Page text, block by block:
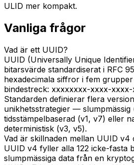
ULID mer kompakt.
Vanliga frågor
Vad är ett UUID?
UUID (Universally Unique
bitarsvärde standardiserat i RFC
hexadecimala siffror i fem
bindestreck: xxxxxxxx-xxxx-
Standarden definierar flera
unikhetsstrategier — slumpmässig
tidsstämpelbaserad (v1, v7) eller
deterministisk (v3, v5).
Vad är skillnaden mellan UUID v4
UUID v4 fyller alla 122 icke-fasta
slumpmässiga data från en